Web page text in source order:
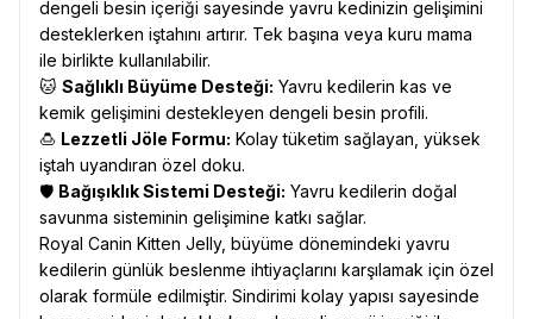
dengeli besin içeriği sayesinde yavru kedinizin gelişimini
desteklerken iştahını artırır. Tek başına veya kuru mama
ile birlikte kullanılabilir.
🐱 Sağlıklı Büyüme Desteği: Yavru kedilerin kas ve
kemik gelişimini destekleyen dengeli besin profili.
🍮 Lezzetli Jöle Formu: Kolay tüketim sağlayan, yüksek
iştah uyandıran özel doku.
🛡️ Bağışıklık Sistemi Desteği: Yavru kedilerin doğal
savunma sisteminin gelişimine katkı sağlar.
Royal Canin Kitten Jelly, büyüme dönemindeki yavru
kedilerin günlük beslenme ihtiyaçlarını karşılamak için özel
olarak formüle edilmiştir. Sindirimi kolay yapısı sayesinde